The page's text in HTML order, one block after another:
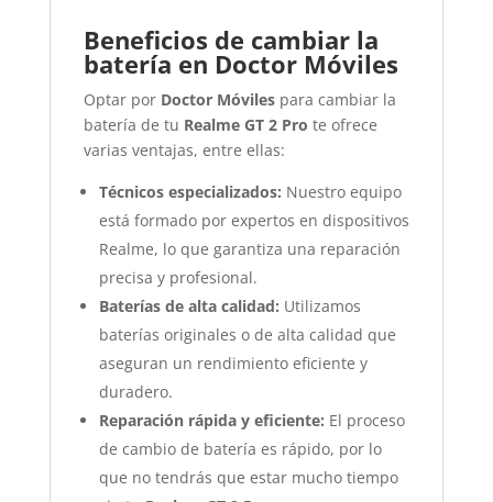
Beneficios de cambiar la
batería en Doctor Móviles
Optar por Doctor Móvilespara cambiar la
batería de tu Realme GT 2 Pro te ofrece
varias ventajas, entre ellas:
Técnicos especializados: Nuestro equipo
está formado por expertos en dispositivos
Realme, lo que garantiza una reparación
precisa y profesional.
Baterías de alta calidad: Utilizamos
baterías originales o de alta calidad que
aseguran un rendimiento eficiente y
duradero.
Reparación rápida y eficiente: El proceso
de cambio de batería es rápido, por lo
que no tendrás que estar mucho tiempo